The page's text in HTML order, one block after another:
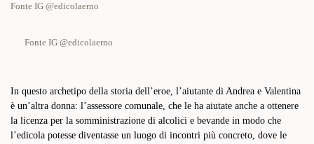
Fonte IG @edicolaerno
Fonte IG @edicolaerno
In questo archetipo della storia dell’eroe, l’aiutante di Andrea e Valentina
è un’altra donna: l’assessore comunale, che le ha aiutate anche a ottenere
la licenza per la somministrazione di alcolici e bevande in modo che
l’edicola potesse diventasse un luogo di incontri più concreto, dove le